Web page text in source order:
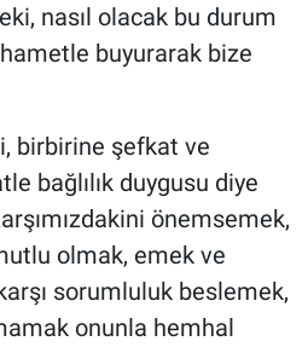
nasıl olacak bu durum
buyurarak bize
birbirine şefkat ve
bağlılık duygusu diye
önemsemek,
olmak, emek ve
sorumluluk beslemek,
onunla hemhal